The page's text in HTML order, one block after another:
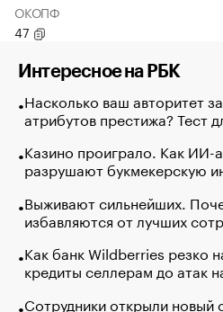
ОКОПФ
47
Интересное на РБК
Насколько ваш авторитет
атрибутов престижа? Тест
Казино проиграло. Как ИИ-
разрушают букмекерскую
Выживают сильнейших.
избавляются от лучших
Как банк Wildberries резко
кредиты селлерам до атак
Сотрудники открыли новый